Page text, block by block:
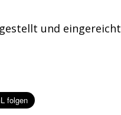
und eingereicht